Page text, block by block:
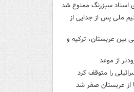
اسناد سبزرنگ ممنوع شد
ملی پس از جدایی از
بین عربستان، ترکیه و
را متوقف کرد
از عربستان صفر شد